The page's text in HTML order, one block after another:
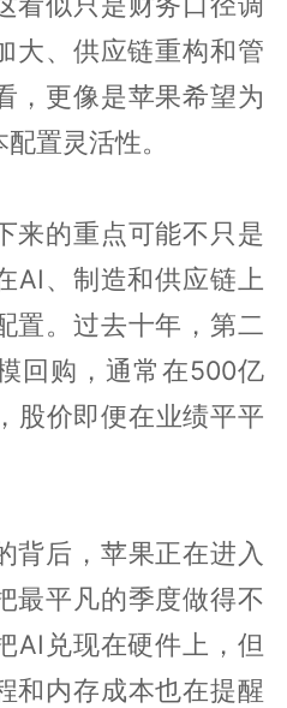
大、供应链重构和管
，更像是苹果希望为
置灵活性。
来的重点可能不只是
AI、制造和供应链上
置。过去十年，第二
回购，通常在500亿
股价即便在业绩平平
背后，苹果正在进入
最平凡的季度做得不
AI兑现在硬件上，但
和内存成本也在提醒